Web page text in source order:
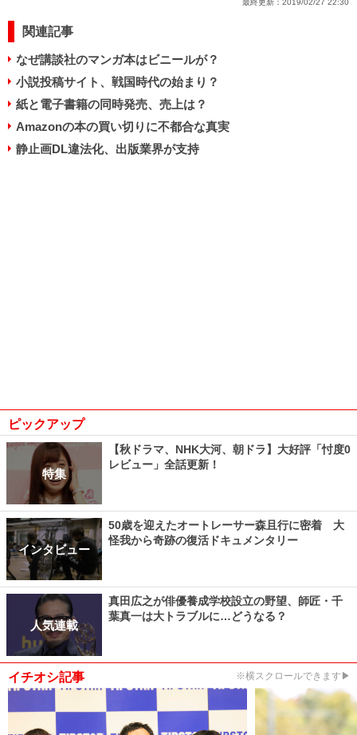
最終更新： 2019/02/27 22:30
関連記事
なぜ講談社のマンガ本はビニールが？
小説投稿サイト、戦国時代の始まり？
紙と電子書籍の同時発売、売上は？
Amazonの本の買い切りに不都合な真実
静止画DL違法化、出版業界が支持
ピックアップ
特集
【秋ドラマ、NHK大河、朝ドラ】大好評「忖度0
レビュー」全話更新！
インタビュー
50歳を迎えたオートレーサー森且行に密着 大
怪我から奇跡の復活ドキュメンタリー
人気連載
真田広之が俳優養成学校設立の野望、師匠・千
葉真一は大トラブルに…どうなる？
イチオシ記事 ※横スクロールできます▶